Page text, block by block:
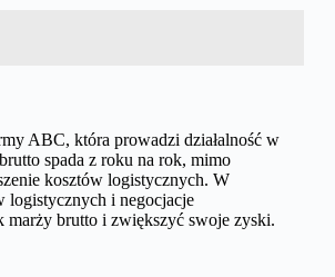
ABC, która prowadzi działalność w
spada z roku na rok, mimo
kosztów logistycznych. W
logistycznych i negocjacje
marży brutto i zwiększyć swoje zyski.